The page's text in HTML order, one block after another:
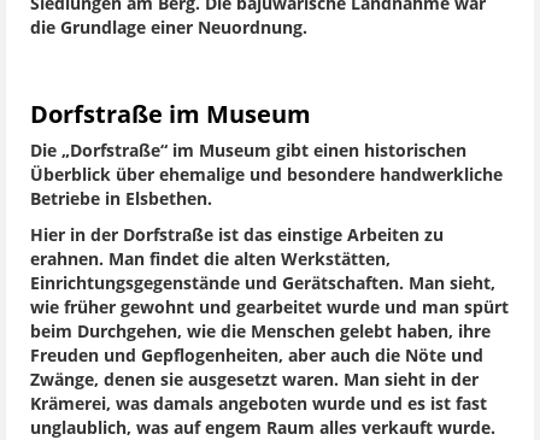
die Grundlage einer Neuordnung.
Dorfstraße im Museum
Die „Dorfstraße“ im Museum gibt einen historischen
Überblick über ehemalige und besondere handwerkliche
Betriebe in Elsbethen.
Hier in der Dorfstraße ist das einstige Arbeiten zu
erahnen. Man findet die alten Werkstätten,
Einrichtungsgegenstände und Gerätschaften. Man sieht,
wie früher gewohnt und gearbeitet wurde und man spürt
beim Durchgehen, wie die Menschen gelebt haben, ihre
Freuden und Gepflogenheiten, aber auch die Nöte und
Zwänge, denen sie ausgesetzt waren. Man sieht in der
Krämerei, was damals angeboten wurde und es ist fast
unglaublich, was auf engem Raum alles verkauft wurde.